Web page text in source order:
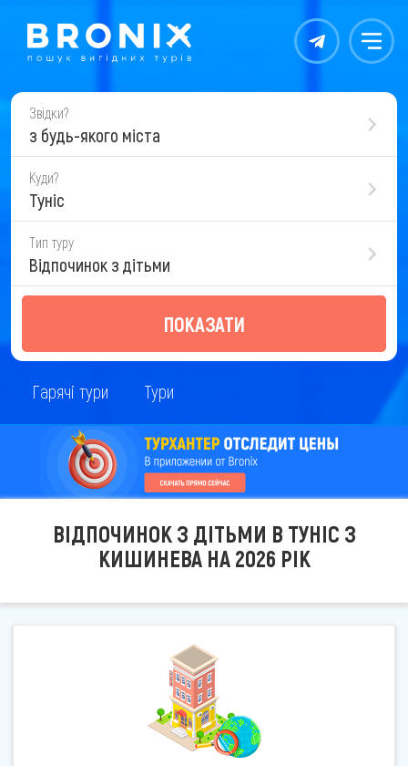
Контакты Меню
Звідки?
з будь-якого міста
Куди?
Туніс
Тип туру
Відпочинок з дітьми
ПОКАЗАТИ
Гарячі тури Тури
ВІДПОЧИНОК З ДІТЬМИ В ТУНІС З
КИШИНЕВА НА 2026 РІК